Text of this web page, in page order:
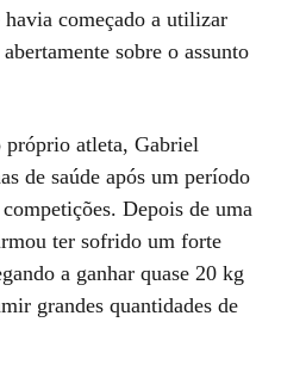
havia começado a utilizar
sobre o assunto
próprio atleta, Gabriel
de saúde após um período
Depois de uma
ter sofrido um forte
a ganhar quase 20 kg
grandes quantidades de